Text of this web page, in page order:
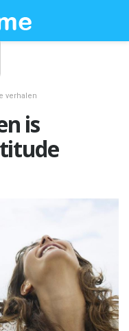
verhalen
is